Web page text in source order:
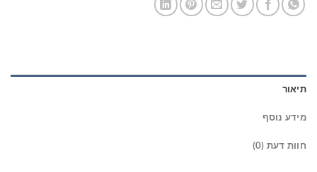
תיאור
מידע נוסף
חוות דעת (0)